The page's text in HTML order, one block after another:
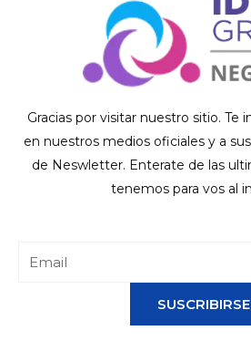
Gracias por visitar nuestro sitio. Te
en nuestros medios oficiales y a
de Neswletter. Enterate de las
tenemos para vos al
SUSCRIBIRSE